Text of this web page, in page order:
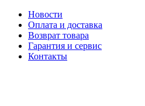
Новости
Оплата и доставка
Возврат товара
Гарантия и сервис
Контакты